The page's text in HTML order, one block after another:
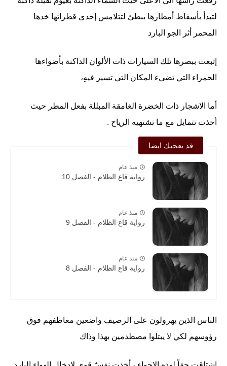
لتبدأ بأسقاط أمطارها ببطئ لتتلامس إحدى قطراتها خدها
المحمر أثر الجو البارد
إتبعت ببصرها تلك السيارات ذات الألوان الداكنة بأضواءها
الحمراء التي تضيء المكان التي تسير فيهِ،
أما الاشجار ذات الخضرة الغامقة المبللة بفعل المطر حيث
أخذت تتمايل مع ما تشتهيه الرياح .
قد يعجبك ايضا
منذ عام
رواية قاع الظلام - الفصل 10
منذ عام
رواية قاع الظلام - الفصل 9
منذ عام
رواية قاع الظلام - الفصل 8
الناس الذين يهرولون على الرصيف واضعين معاطفهم فوق
رؤوسهم لكي لا يبتلوا مصطدمين بهذا وذاك